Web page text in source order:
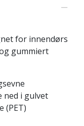
for innendørs
gummiert
ned i gulvet
(PET)